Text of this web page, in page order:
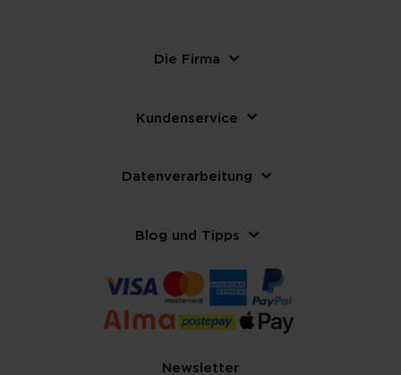
Die Firma
Kundenservice
Datenverarbeitung
Blog und Tipps
Newsletter